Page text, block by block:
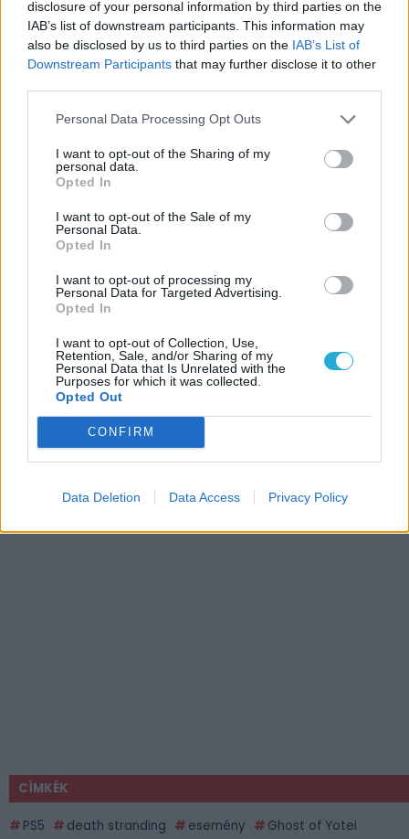
disclosure of your personal information by third parties on the
IAB’s list of downstream participants. This information may
also be disclosed by us to third parties on the IAB’s List of
Downstream Participants that may further disclose it to other
Personal Data Processing Opt Outs
I want to opt-out of the Sharing of my
personal data.
Opted In
I want to opt-out of the Sale of my
Personal Data.
Opted In
I want to opt-out of processing my
Personal Data for Targeted Advertising.
Opted In
I want to opt-out of Collection, Use,
Retention, Sale, and/or Sharing of my
Personal Data that Is Unrelated with the
Purposes for which it was collected.
Opted Out
CONFIRM
Data Deletion Data Access Privacy Policy
Guru tartalmairól véletlenül se maradj le
a Google-ben.
CÍMKÉK
PS5 death stranding esemény
Ghost of Yotei